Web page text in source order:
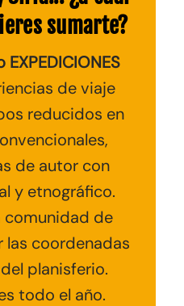
sumarte?
de viaje
reducidos en
,
de autor con
y etnográfico.
comunidad de
coordenadas
planisferio.
todo el año.